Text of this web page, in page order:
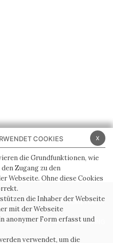
COOKIE POLICY
WHISTLEBLOWING
x
COOKIES
die Grundfunktionen, wie
Zugang zu den
Webseite. Ohne diese Cookies
die Inhaber der Webseite
mit der Webseite
anonymer Form erfasst und
verwendet, um die